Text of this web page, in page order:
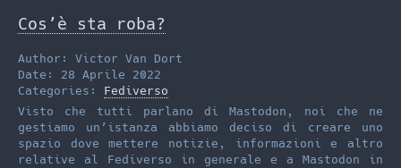
t
t
e
r
i
l
t
o
d
o
n
Cos’è sta roba?
Author: Victor Van Dort
Date: 28 Aprile 2022
Categories: Fediverso
Visto che tutti parlano di Mastodon, noi che ne
gestiamo un’istanza abbiamo deciso di creare uno
spazio dove mettere notizie, informazioni e altro
relative al Fediverso in generale e a Mastodon in